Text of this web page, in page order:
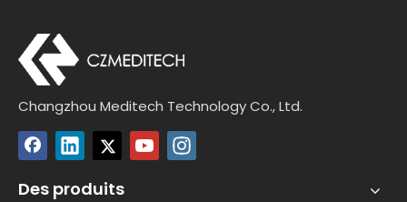
Changzhou Meditech Technology Co., Ltd.
Des produits